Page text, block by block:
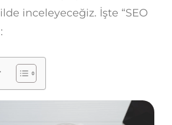
inceleyeceğiz. İşte “SEO